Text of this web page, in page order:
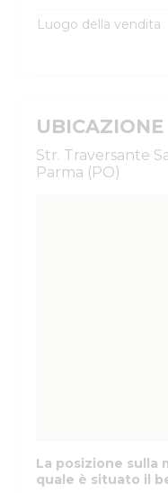
Luogo della vendita
UBICAZIONE
Str. Traversante
Parma (PO)
La posizione sulla
quale è situato il